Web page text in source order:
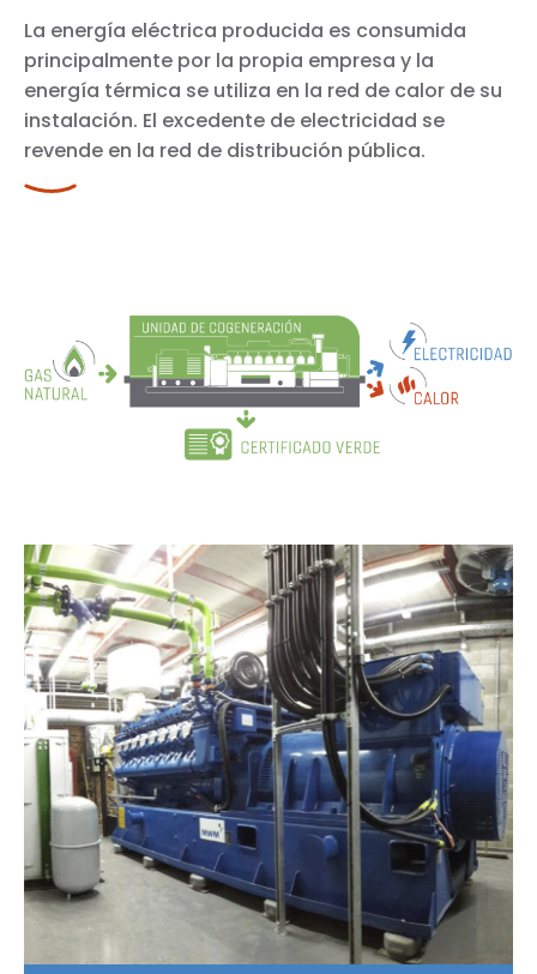
La energía eléctrica producida es consumida
principalmente por la propia empresa y la
energía térmica se utiliza en la red de calor de su
instalación. El excedente de electricidad se
revende en la red de distribución pública.